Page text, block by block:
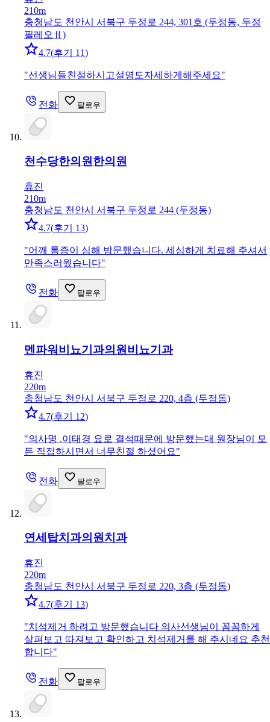
210m
충청남도 천안시 서북구 두정로 244, 301호 (두정동, 두정
필레오Ⅱ)
4.7(후기 11)
"선생님들친절하시고설명도자세하게해주세요"
전화 팔로우
천수당한의원한의원
휴진
210m
충청남도 천안시 서북구 두정로 244 (두정동)
4.7(후기 13)
"어깨 통증이 심해 방문했습니다. 세심하게 치료해 주셔서
만족스러웠습니다"
전화 팔로우
멘파워비뇨기과의원 비뇨기과
휴진
220m
충청남도 천안시 서북구 두정로 220, 4층 (두정동)
4.7(후기 12)
"의사명 .이태경 요로 결석때문에 방문했는대 원장님이 모
든 직접하시면서 너무친절 하셨어요"
전화 팔로우
연세탑치과의원치과
휴진
220m
충청남도 천안시 서북구 두정로 220, 3층 (두정동)
4.7(후기 13)
"치석제거 하려고 방문했습니다 의사선생님이 꼼꼼하게
살펴보고 따져보고 확인하고 치석제거를 해 주시네요 추천
합니다"
전화 팔로우